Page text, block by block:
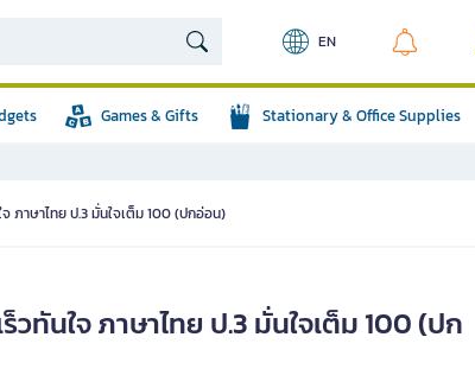
EN
Games & Gifts Stationary & Office Supplies
ภาษาไทย ป.3 มั่นใจเต็ม 100 (ปกอ่อน)
วทันใจ ภาษาไทย ป.3 มั่นใจเต็ม 100 (ปก